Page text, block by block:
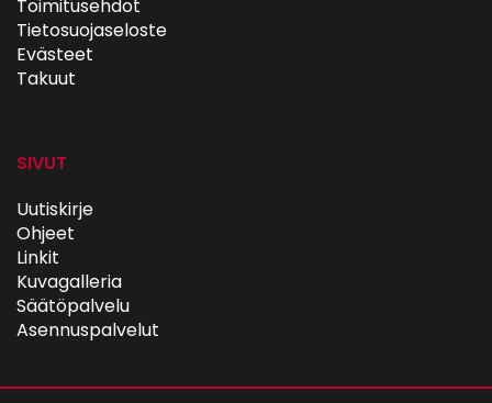
Toimitusehdot
Tietosuojaseloste
Evästeet
Takuut
SIVUT
Uutiskirje
Ohjeet
Linkit
Kuvagalleria
Säätöpalvelu
Asennuspalvelut